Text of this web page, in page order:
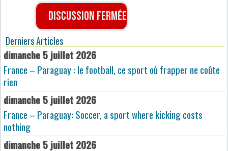
Discussion fermée
Derniers Articles
dimanche 5 juillet 2026
France – Paraguay : le football, ce sport où frapper ne coûte
rien
dimanche 5 juillet 2026
France – Paraguay: Soccer, a sport where kicking costs
nothing
dimanche 5 juillet 2026